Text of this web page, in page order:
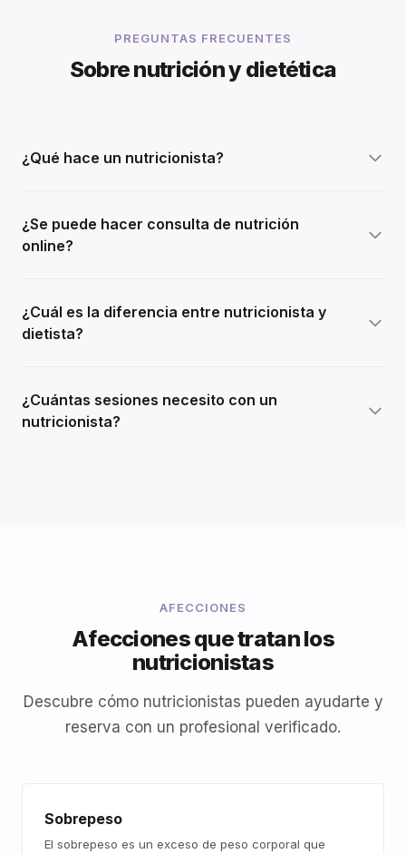
PREGUNTAS FRECUENTES
Sobre nutrición y dietética
¿Qué hace un nutricionista?
¿Se puede hacer consulta de nutrición
online?
¿Cuál es la diferencia entre nutricionista y
dietista?
¿Cuántas sesiones necesito con un
nutricionista?
AFECCIONES
Afecciones que tratan los
nutricionistas
Descubre cómo nutricionistas pueden ayudarte y
reserva con un profesional verificado.
Sobrepeso
El sobrepeso es un exceso de peso corporal que